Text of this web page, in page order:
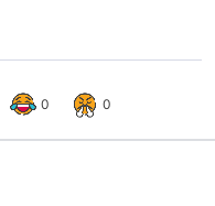
0 0